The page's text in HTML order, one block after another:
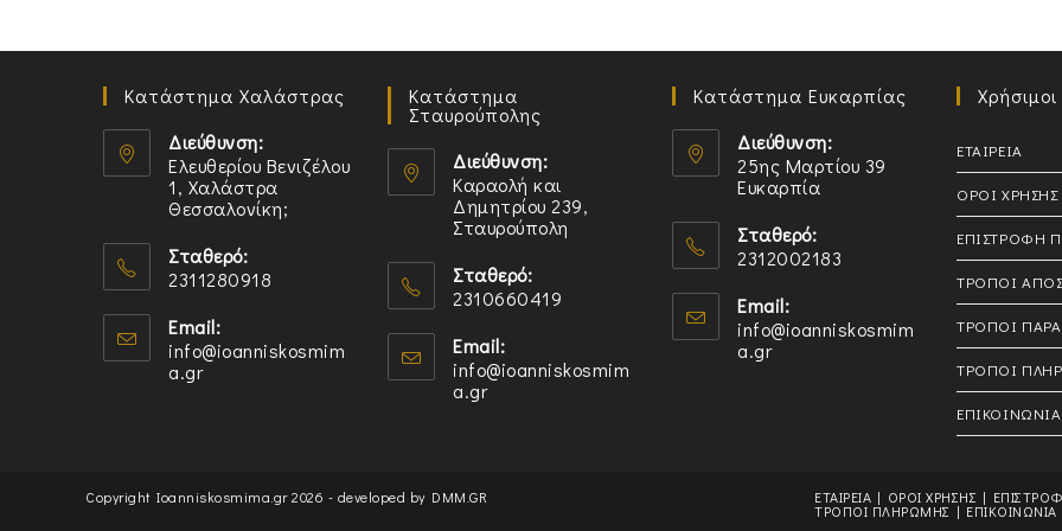
Κατάστημα Χαλάστρας
Διεύθυνση:
Ελευθερίου Βενιζέλου
1, Χαλάστρα
Θεσσαλονίκη;
in
a
new
tab
Σταθερό:
2311280918
in
your
Email:
info@ioanniskosmim
a.grOpens
Κατάστημα
Σταυρούπολης
Διεύθυνση:
Καραολή και
Δημητρίου 239,
Σταυρούπολη
in
a
new
tab
Σταθερό:
2310660419
in
your
Email:
info@ioanniskosmim
a.grOpens
Κατάστημα Ευκαρπίας
Διεύθυνση:
25ης Μαρτίου 39
Ευκαρπία
Σταθερό:
2312002183
in
your
Email:
info@ioanniskosmim
a.grOpens
ΕΤΑΙΡΕΙΑ
ΟΡΟΙ ΧΡΗΣΗΣ
ΕΠΙΣΤΡΟΦΗ
ΤΡΟΠΟΙ
ΤΡΟΠΟΙ
ΤΡΟΠΟΙ
ΕΠΙΚΟΙΝΩΝΙΑ
ΕΤΑΙΡΕΙΑ ΟΡΟΙ ΧΡΗΣΗΣ
ΤΡΟΠΟΙ ΠΛΗΡΩΜΗΣ ΕΠΙΚΟΙΝΩΝΙΑ
Copyright Ioanniskosmima.gr 2026 - developed by DMM.GR